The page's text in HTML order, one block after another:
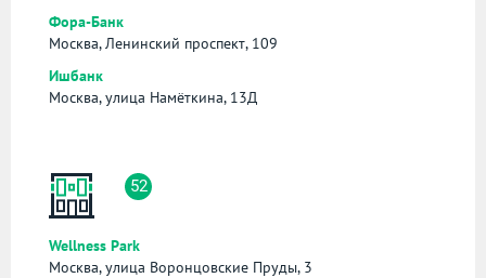
Фора-Банк
Москва, Ленинский проспект, 109
Ишбанк
Москва, улица Намёткина, 13Д
52
Wellness Park
Москва, улица Воронцовские Пруды, 3